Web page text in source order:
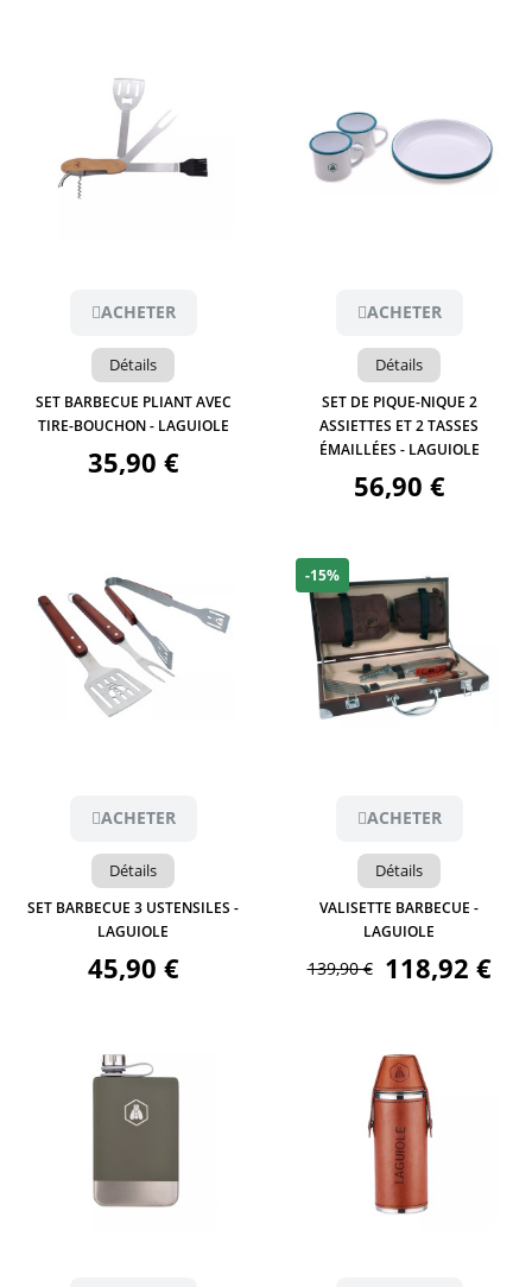
ACHETER
Détails
SET BARBECUE PLIANT AVEC
TIRE-BOUCHON - LAGUIOLE
35,90 €
ACHETER
Détails
SET DE PIQUE-NIQUE 2
ASSIETTES ET 2 TASSES
ÉMAILLÉES - LAGUIOLE
56,90 €
ACHETER
Détails
SET BARBECUE 3 USTENSILES -
LAGUIOLE
45,90 €
-15%
ACHETER
Détails
VALISETTE BARBECUE -
LAGUIOLE
139,90 € 118,92 €
Aperçu Aperçu